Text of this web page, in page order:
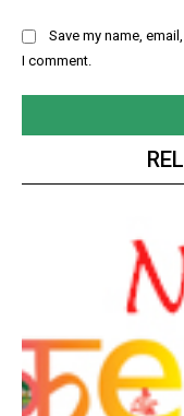
Save my name,
I comment.